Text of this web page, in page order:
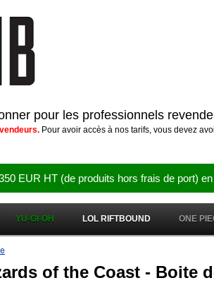
pour les professionnels
Pour avoir accès à nos tarifs, vous devez
EUR HT (de produits hors frais de port)
YU-GI-OH LOL RIFTBOUND ONE
of the Coast - Boite